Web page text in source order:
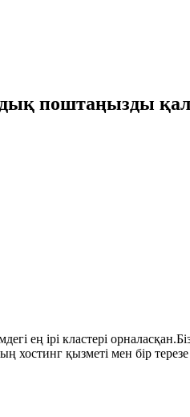
поштаңызды
ең ірі кластері
қызметі мен бір терезе